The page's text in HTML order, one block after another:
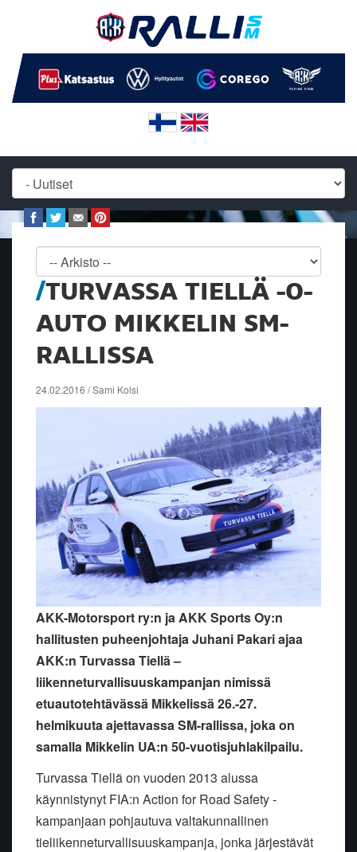
TURVASSA TIELLÄ -0-
AUTO MIKKELIN SM-
RALLISSA
24.02.2016 / Sami Kolsi
AKK-Motorsport ry:n ja AKK Sports Oy:n
hallitusten puheenjohtaja Juhani Pakari ajaa
AKK:n Turvassa Tiellä –
liikenneturvallisuuskampanjan nimissä
etuautotehtävässä Mikkelissä 26.-27.
helmikuuta ajettavassa SM-rallissa, joka on
samalla Mikkelin UA:n 50-vuotisjuhlakilpailu.
Turvassa Tiellä on vuoden 2013 alussa
käynnistynyt FIA:n Action for Road Safety -
kampanjaan pohjautuva valtakunnallinen
tieliikenneturvallisuuskampanja, jonka järjestävät